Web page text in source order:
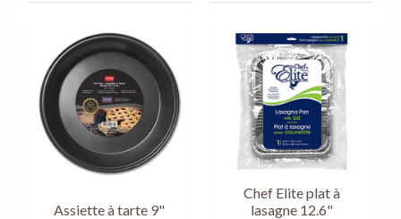
Assiette à tarte 9"
Chef Elite plat à
lasagne 12.6"